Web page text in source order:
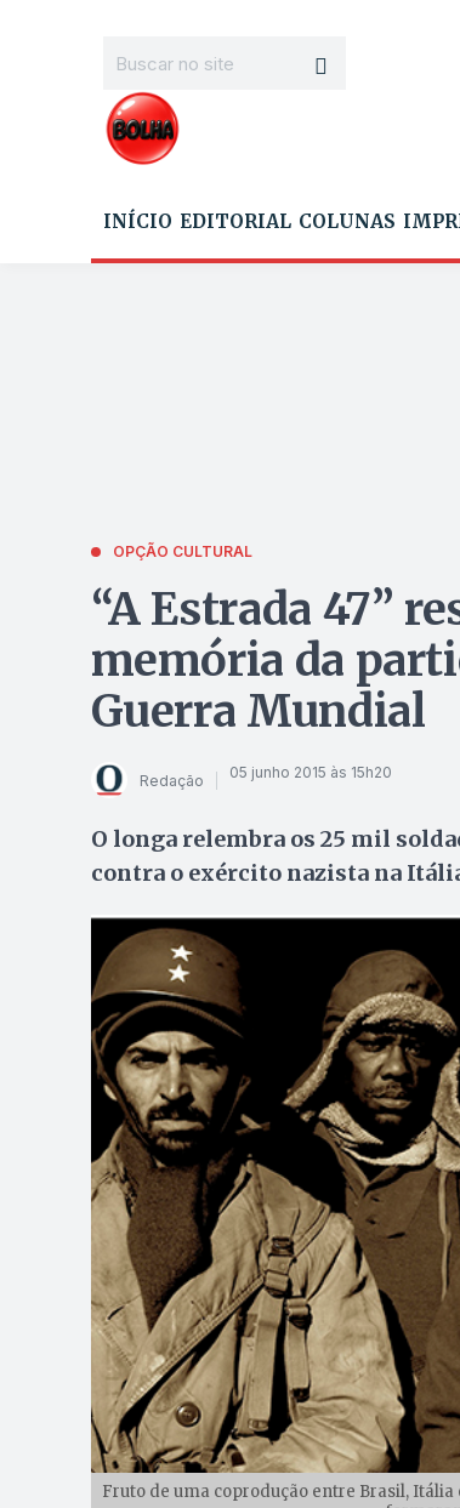
INÍCIO EDITORIAL COLUNAS
OPÇÃO CULTURAL
“A Estrada 47”
memória da
Guerra Mundial
Redação 05 junho 2015 às 15h20
O longa relembra os 25 mil
contra o exército nazista na
Fruto de uma coprodução entre Brasil, Itália